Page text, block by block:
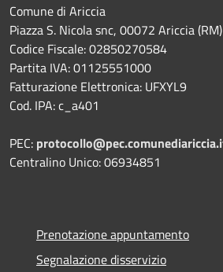
Comune di Ariccia
Piazza S. Nicola snc, 00072 Ariccia
Codice Fiscale: 02850270584
Partita IVA: 01125551000
Fatturazione Elettronica: UFXYL9
Cod. IPA: c_a401
PEC:
Centralino Unico: 06934851
Prenotazione appuntamento
Segnalazione disservizio